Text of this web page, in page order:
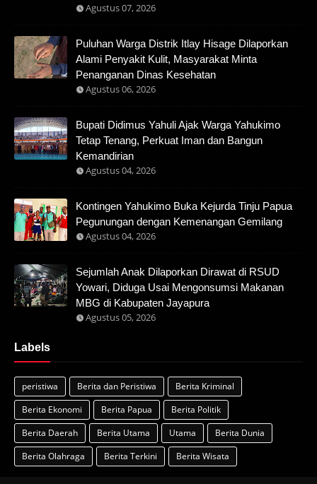
Agustus 07, 2026
Puluhan Warga Distrik Itlay Hisage Dilaporkan
Alami Penyakit Kulit, Masyarakat Minta
Penanganan Dinas Kesehatan
Agustus 06, 2026
Bupati Didimus Yahuli Ajak Warga Yahukimo
Tetap Tenang, Perkuat Iman dan Bangun
Kemandirian
Agustus 04, 2026
Kontingen Yahukimo Buka Kejurda Tinju Papua
Pegunungan dengan Kemenangan Gemilang
Agustus 04, 2026
Sejumlah Anak Dilaporkan Dirawat di RSUD
Yowari, Diduga Usai Mengonsumsi Makanan
MBG di Kabupaten Jayapura
Agustus 05, 2026
Labels
peristiwa Berita dan Peristiwa
Berita Kriminal
Berita Ekonomi
Berita Papua
Berita Politik
Berita Daerah
Berita Utama Utama
Berita Dunia
Berita Olahraga
Berita Terkini Berita Wisata